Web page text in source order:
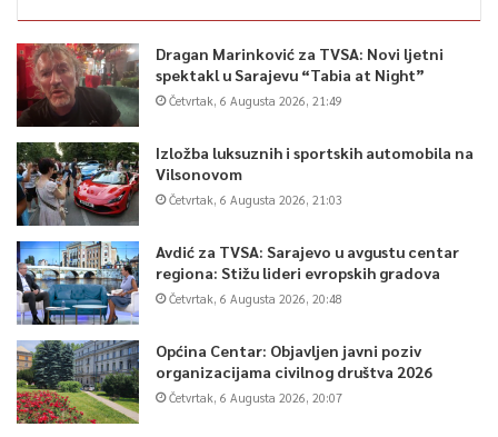
Dragan Marinković za TVSA: Novi ljetni
spektakl u Sarajevu “Tabia at Night”
Četvrtak, 6 Augusta 2026, 21:49
Izložba luksuznih i sportskih automobila na
Vilsonovom
Četvrtak, 6 Augusta 2026, 21:03
Avdić za TVSA: Sarajevo u avgustu centar
regiona: Stižu lideri evropskih gradova
Četvrtak, 6 Augusta 2026, 20:48
Općina Centar: Objavljen javni poziv
organizacijama civilnog društva 2026
Četvrtak, 6 Augusta 2026, 20:07